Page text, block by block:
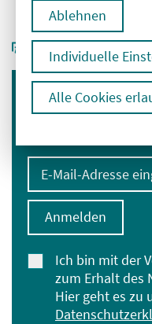
Ablehnen
Individuelle
Alle Cookies
Immer
E-Mail-Adresse
Ich bin mit der
zum Erhalt des
Hier geht es zu
Anmelden